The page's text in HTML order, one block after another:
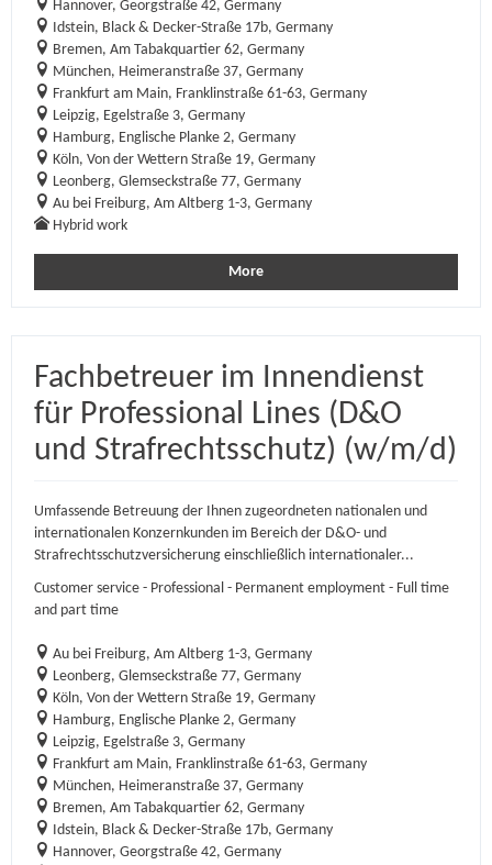
Hannover, Georgstraße 42, Germany
Idstein, Black & Decker-Straße 17b, Germany
Bremen, Am Tabakquartier 62, Germany
München, Heimeranstraße 37, Germany
Frankfurt am Main, Franklinstraße 61-63, Germany
Leipzig, Egelstraße 3, Germany
Hamburg, Englische Planke 2, Germany
Köln, Von der Wettern Straße 19, Germany
Leonberg, Glemseckstraße 77, Germany
Au bei Freiburg, Am Altberg 1-3, Germany
Hybrid work
More
Fachbetreuer im Innendienst
für Professional Lines (D&O
und Strafrechtsschutz) (w/m/d)
Umfassende Betreuung der Ihnen zugeordneten nationalen und
internationalen Konzernkunden im Bereich der D&O- und
Strafrechtsschutzversicherung einschließlich internationaler...
Customer service - Professional - Permanent employment - Full time
and part time
Au bei Freiburg, Am Altberg 1-3, Germany
Leonberg, Glemseckstraße 77, Germany
Köln, Von der Wettern Straße 19, Germany
Hamburg, Englische Planke 2, Germany
Leipzig, Egelstraße 3, Germany
Frankfurt am Main, Franklinstraße 61-63, Germany
München, Heimeranstraße 37, Germany
Bremen, Am Tabakquartier 62, Germany
Idstein, Black & Decker-Straße 17b, Germany
Hannover, Georgstraße 42, Germany